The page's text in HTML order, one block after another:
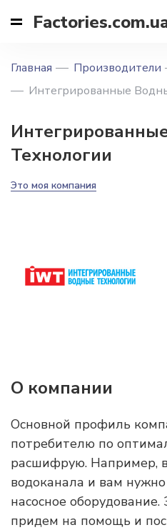
Главная Производители
Интегрированные
Технологии
Это моя компания
О компании
Основной профиль
потребителю по
расшифрую. Например,
водоканала и вам
насосное
придем на помощь и